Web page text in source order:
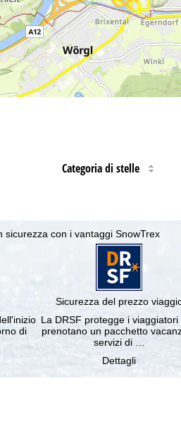
Categoria di stelle
sicurezza con i vantaggi SnowTrex
di
Sicurezza del prezzo
La DRSF protegge i viaggiatori
prenotano un pacchetto
servizi di …
Dettagli